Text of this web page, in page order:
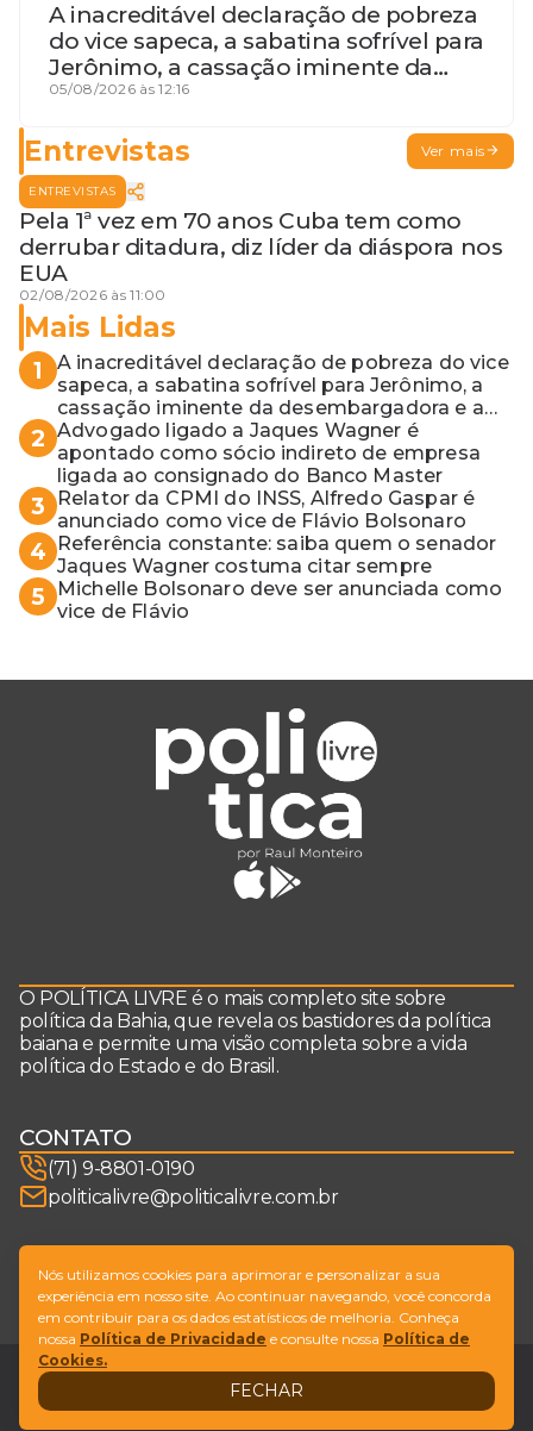
A inacreditável declaração de pobreza
do vice sapeca, a sabatina sofrível para
Jerônimo, a cassação iminente da
desembargadora e a vaga do Quinto
05/08/2026 às 12:16
Entrevistas Ver mais
ENTREVISTAS
Pela 1ª vez em 70 anos Cuba tem como
derrubar ditadura, diz líder da diáspora nos
EUA
02/08/2026 às 11:00
Mais Lidas
1
A inacreditável declaração de pobreza do vice
sapeca, a sabatina sofrível para Jerônimo, a
cassação iminente da desembargadora e a
vaga do Quinto para o MP baiano
2 Advogado ligado a Jaques Wagner é
apontado como sócio indireto de empresa
ligada ao consignado do Banco Master
3
Relator da CPMI do INSS, Alfredo Gaspar é
anunciado como vice de Flávio Bolsonaro
4
Referência constante: saiba quem o senador
Jaques Wagner costuma citar sempre
5
Michelle Bolsonaro deve ser anunciada como
vice de Flávio
O POLÍTICA LIVRE é o mais completo site sobre
política da Bahia, que revela os bastidores da política
baiana e permite uma visão completa sobre a vida
política do Estado e do Brasil.
CONTATO
(71) 9-8801-0190
politicalivre@politicalivre.com.br
SIGA-NOS
© Copyright Política Livre. All Rights Reserved
Design by NVGO
LegalFale conosco
Nós utilizamos cookies para aprimorar e personalizar a sua
experiência em nosso site. Ao continuar navegando, você concorda
em contribuir para os dados estatísticos de melhoria. Conheça
nossa Política de Privacidade e consulte nossa Política de
Cookies.
FECHAR